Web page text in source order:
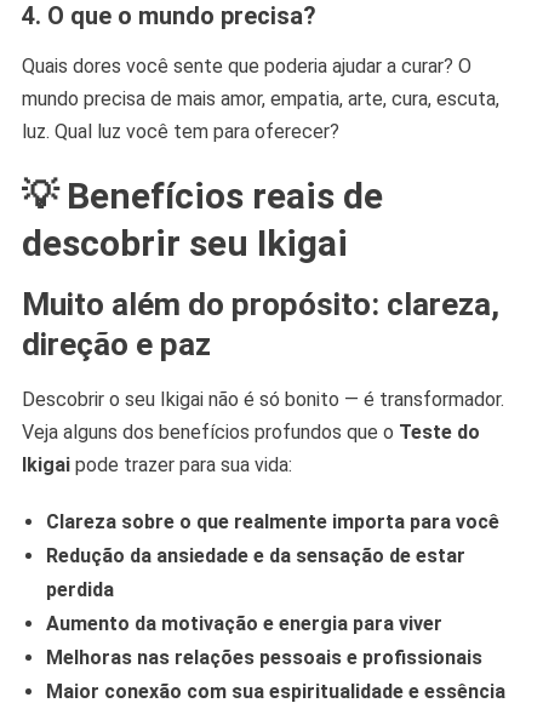
4. O que o mundo precisa?
Quais dores você sente que poderia ajudar a curar? O
mundo precisa de mais amor, empatia, arte, cura, escuta,
luz. Qual luz você tem para oferecer?
💡 Benefícios reais de
descobrir seu Ikigai
Muito além do propósito: clareza,
direção e paz
Descobrir o seu Ikigai não é só bonito — é transformador.
Veja alguns dos benefícios profundos que o Teste do
Ikigaipode trazer para sua vida:
Clareza sobre o que realmente importa para você
Redução da ansiedade e da sensação de estar
perdida
Aumento da motivação e energia para viver
Melhoras nas relações pessoais e profissionais
Maior conexão com sua espiritualidade e essência